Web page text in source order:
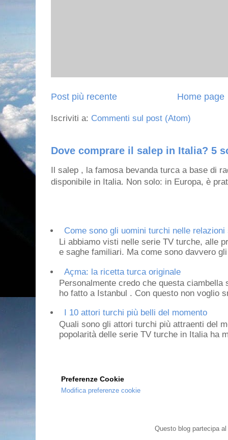
Post più recente Home page
Iscriviti a: Commenti sul post (Atom)
Dove comprare il salep in Italia? 5
Il salep , la famosa bevanda turca a base di
disponibile in Italia. Non solo: in Europa, è
Come sono gli uomini turchi nelle
Li abbiamo visti nelle serie TV turche, alle
e saghe familiari. Ma come sono davvero
Açma: la ricetta turca originale
Personalmente credo che questa
ho fatto a Istanbul . Con questo non voglio
I 10 attori turchi più belli del momento
Quali sono gli attori turchi più attraenti del
popolarità delle serie TV turche in Italia ha
Preferenze Cookie
Modifica preferenze cookie
Questo blog partecipa